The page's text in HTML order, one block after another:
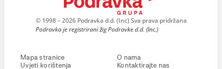
© 1998 – 2026 Podravka d.d. (Inc) Sva prava pridržana
Podravka je registrirani žig Podravke d.d. (Inc.)
Mapa stranice
Uvjeti korištenja
O nama
Kontaktirajte nas